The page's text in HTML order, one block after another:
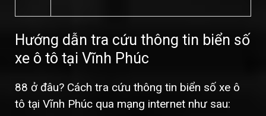
Hướng dẫn tra cứu thông tin biển số
xe ô tô tại Vĩnh Phúc
88 ở đâu? Cách tra cứu thông tin biển số xe ô
tô tại Vĩnh Phúc qua mạng internet như sau: